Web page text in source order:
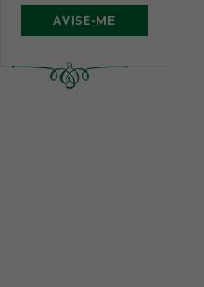
AVISE-ME